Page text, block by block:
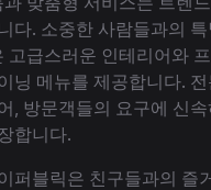
다. 소중한 사람들과의
고급스러운 인테리어와
닝 메뉴를 제공합니다.
, 방문객들의 요구에 신
합니다.
퍼블릭은 친구들과의 즐